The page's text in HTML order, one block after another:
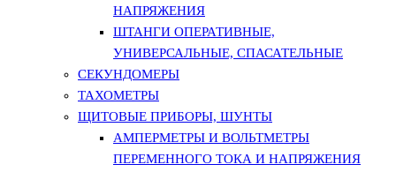
НАПРЯЖЕНИЯ
ШТАНГИ ОПЕРАТИВНЫЕ,
УНИВЕРСАЛЬНЫЕ, СПАСАТЕЛЬНЫЕ
СЕКУНДОМЕРЫ
ТАХОМЕТРЫ
ЩИТОВЫЕ ПРИБОРЫ, ШУНТЫ
АМПЕРМЕТРЫ И ВОЛЬТМЕТРЫ
ПЕРЕМЕННОГО ТОКА И НАПРЯЖЕНИЯ